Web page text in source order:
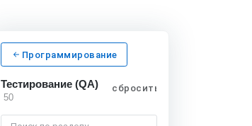
Программирование
Тестирование (QA)
50
сбросить